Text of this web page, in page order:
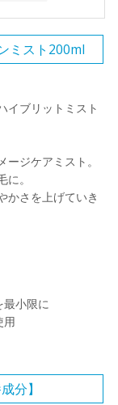
ミスト200ml
イブリットミスト
ジケアミスト。
。
かさを上げていき
⼩限に
⽤
分】